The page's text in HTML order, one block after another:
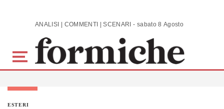
Skip to main content ANALISI | COMMENTI | SCENARI - sabato 8 Agosto 2026
ESTERI